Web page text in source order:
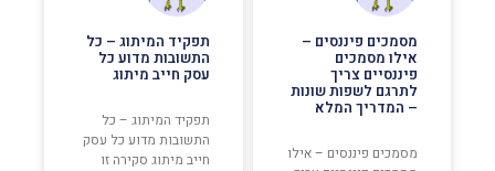
מסמכים פיננסים –
אילו מסמכים
פיננסיים צריך
לתרגם לשפות שונות
– המדריך המלא
מסמכים פיננסים – אילו
תפקיד המיתוג – כל
התשובות מדוע כל
עסק חייב מיתוג
תפקיד המיתוג – כל
התשובות מדוע כל עסק
חייב מיתוג סקירה זו